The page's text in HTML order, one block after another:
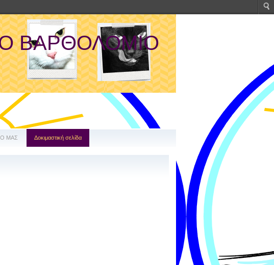
ΒΑΡΘΟΛΟΜΙΟ
ΜΑΣ Δοκιμαστική σελίδα